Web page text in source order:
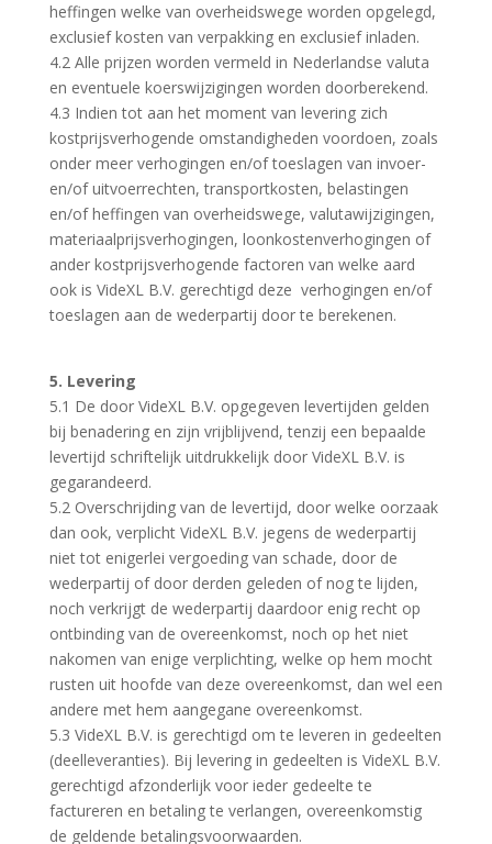
heffingen welke van overheidswege worden opgelegd,
exclusief kosten van verpakking en exclusief inladen.
4.2 Alle prijzen worden vermeld in Nederlandse valuta
en eventuele koerswijzigingen worden doorberekend.
4.3 Indien tot aan het moment van levering zich
kostprijsverhogende omstandigheden voordoen, zoals
onder meer verhogingen en/of toeslagen van invoer-
en/of uitvoerrechten, transportkosten, belastingen
en/of heffingen van overheidswege, valutawijzigingen,
materiaalprijsverhogingen, loonkostenverhogingen of
ander kostprijsverhogende factoren van welke aard
ook is VideXL B.V. gerechtigd deze verhogingen en/of
toeslagen aan de wederpartij door te berekenen.
5. Levering
5.1 De door VideXL B.V. opgegeven levertijden gelden
bij benadering en zijn vrijblijvend, tenzij een bepaalde
levertijd schriftelijk uitdrukkelijk door VideXL B.V. is
gegarandeerd.
5.2 Overschrijding van de levertijd, door welke oorzaak
dan ook, verplicht VideXL B.V. jegens de wederpartij
niet tot enigerlei vergoeding van schade, door de
wederpartij of door derden geleden of nog te lijden,
noch verkrijgt de wederpartij daardoor enig recht op
ontbinding van de overeenkomst, noch op het niet
nakomen van enige verplichting, welke op hem mocht
rusten uit hoofde van deze overeenkomst, dan wel een
andere met hem aangegane overeenkomst.
5.3 VideXL B.V. is gerechtigd om te leveren in gedeelten
(deelleveranties). Bij levering in gedeelten is VideXL B.V.
gerechtigd afzonderlijk voor ieder gedeelte te
factureren en betaling te verlangen, overeenkomstig
de geldende betalingsvoorwaarden.